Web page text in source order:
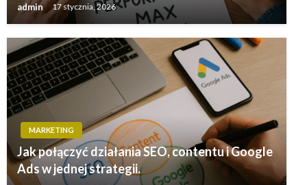
admin 17 stycznia, 2026
MARKETING
Jak połączyć działania SEO, contentu i Google
Ads w jednej strategii.